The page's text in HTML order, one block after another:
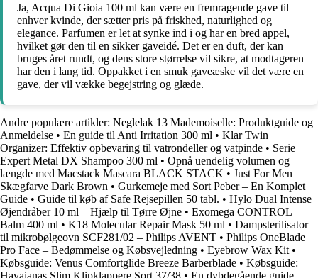
Ja, Acqua Di Gioia 100 ml kan være en fremragende gave til
enhver kvinde, der sætter pris på friskhed, naturlighed og
elegance. Parfumen er let at synke ind i og har en bred appel,
hvilket gør den til en sikker gaveidé. Det er en duft, der kan
bruges året rundt, og dens store størrelse vil sikre, at modtageren
har den i lang tid. Oppakket i en smuk gaveæske vil det være en
gave, der vil vække begejstring og glæde.
Andre populære artikler: Neglelak 13 Mademoiselle: Produktguide og
Anmeldelse • En guide til Anti Irritation 300 ml • Klar Twin
Organizer: Effektiv opbevaring til vatrondeller og vatpinde • Serie
Expert Metal DX Shampoo 300 ml • Opnå uendelig volumen og
længde med Macstack Mascara BLACK STACK • Just For Men
Skægfarve Dark Brown • Gurkemeje med Sort Peber – En Komplet
Guide • Guide til køb af Safe Rejsepillen 50 tabl. • Hylo Dual Intense
Øjendråber 10 ml – Hjælp til Tørre Øjne • Exomega CONTROL
Balm 400 ml • K18 Molecular Repair Mask 50 ml • Dampsterilisator
til mikrobølgeovn SCF281/02 – Philips AVENT • Philips OneBlade
Pro Face – Bedømmelse og Købsvejledning • Eyebrow Wax Kit •
Købsguide: Venus Comfortglide Breeze Barberblade • Købsguide:
Havaianas Slim Klipklappere Sort 37/38 • En dybdegående guide